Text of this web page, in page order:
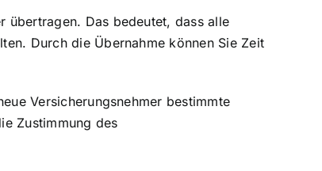
übertragen. Das bedeutet, dass alle
Durch die Übernahme können Sie Zeit
Versicherungsnehmer bestimmte
Zustimmung des